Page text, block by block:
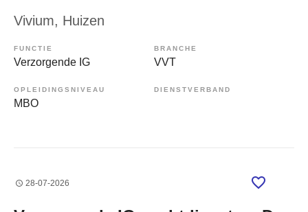
Vivium, Huizen
FUNCTIE
Verzorgende IG
BRANCHE
VVT
OPLEIDINGSNIVEAU
MBO
DIENSTVERBAND
28-07-2026